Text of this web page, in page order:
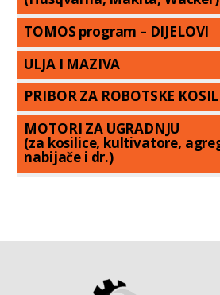
TOMOS program – DIJELOVI
ULJA I MAZIVA
PRIBOR ZA ROBOTSKE
MOTORI ZA UGRADNJU
(za kosilice, kultivatore,
nabijače i dr.)